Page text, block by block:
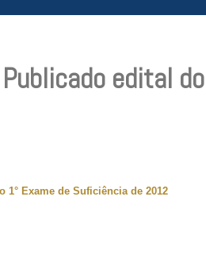
edital
1° Exame de Suficiência de 2012